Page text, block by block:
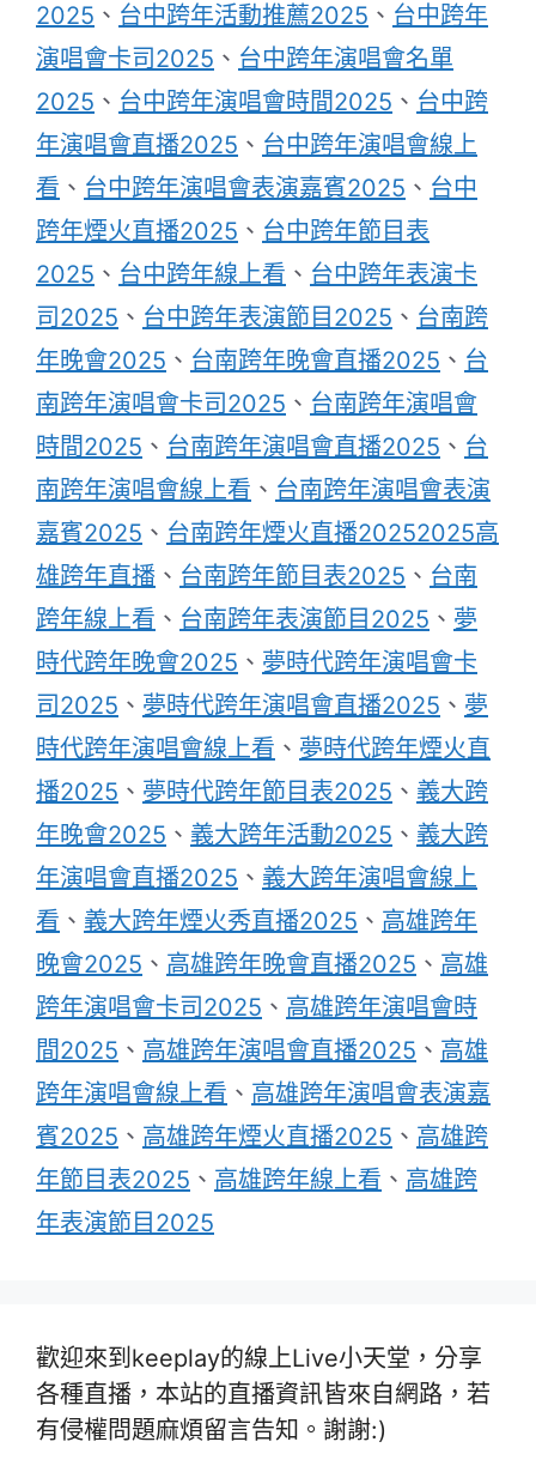
2025 、 台中跨年活動推薦2025 、 台中跨年
演唱會卡司2025 、 台中跨年演唱會名單
2025 、 台中跨年演唱會時間2025 、 台中跨
年演唱會直播2025 、 台中跨年演唱會線上
看 、 台中跨年演唱會表演嘉賓2025 、 台中
跨年煙火直播2025 、 台中跨年節目表
2025 、 台中跨年線上看 、 台中跨年表演卡
司2025 、 台中跨年表演節目2025 、 台南跨
年晚會2025 、 台南跨年晚會直播2025 、 台
南跨年演唱會卡司2025 、 台南跨年演唱會
時間2025 、 台南跨年演唱會直播2025 、 台
南跨年演唱會線上看 、 台南跨年演唱會表演
嘉賓2025 、 台南跨年煙火直播20252025高
雄跨年直播 、 台南跨年節目表2025 、 台南
跨年線上看 、 台南跨年表演節目2025 、 夢
時代跨年晚會2025 、 夢時代跨年演唱會卡
司2025 、 夢時代跨年演唱會直播2025 、 夢
時代跨年演唱會線上看 、 夢時代跨年煙火直
播2025 、 夢時代跨年節目表2025 、 義大跨
年晚會2025 、 義大跨年活動2025 、 義大跨
年演唱會直播2025 、 義大跨年演唱會線上
看 、 義大跨年煙火秀直播2025 、 高雄跨年
晚會2025 、 高雄跨年晚會直播2025 、 高雄
跨年演唱會卡司2025 、 高雄跨年演唱會時
間2025 、 高雄跨年演唱會直播2025 、 高雄
跨年演唱會線上看 、 高雄跨年演唱會表演嘉
賓2025 、 高雄跨年煙火直播2025 、 高雄跨
年節目表2025 、 高雄跨年線上看 、 高雄跨
年表演節目2025
歡迎來到keeplay的線上Live小天堂，分享
各種直播，本站的直播資訊皆來自網路，若
有侵權問題麻煩留言告知。謝謝:)